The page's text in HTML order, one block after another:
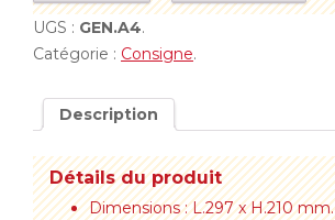
UGS : GEN.A4.
Catégorie : Consigne.
Description
Détails du produit
Dimensions : L.297 x H.210 mm.